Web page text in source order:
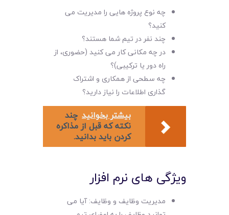
چه نوع پروژه هایی را مدیریت می
کنید؟
چند نفر در تیم شما هستند؟
در چه مکانی کار می کنید (حضوری، از
راه دور یا ترکیبی)؟
چه سطحی از همکاری و اشتراک
گذاری اطلاعات را نیاز دارید؟
بیشتر بخوانید چند
نکته که قبل از مذاکره
کردن بايد بدانيد.
ویژگی های نرم افزار
مدیریت وظایف و وظایف: آیا می